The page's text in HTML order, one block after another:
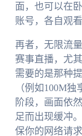
面，也可以在
账号，各自观
再者，无限流
赛事直播，尤
需要的是那种
（例如100M
阶段，画面依
足而出现缓冲
保你的网络请